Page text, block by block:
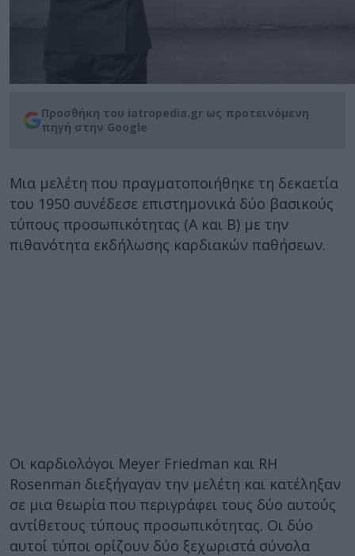
Προσθήκη του iatropedia.gr ως προτεινόμενη
πηγή στην Google
Μια μελέτη που πραγματοποιήθηκε τη δεκαετία
του 1950 συνέδεσε επιστημονικά δύο βασικούς
τύπους προσωπικότητας (Α και Β) με την
πιθανότητα εκδήλωσης καρδιακών παθήσεων.
Οι καρδιολόγοι Meyer Friedman και RH
Rosenman διεξήγαγαν την μελέτη και κατέληξαν
σε μια θεωρία που περιγράφει τους δύο αυτούς
αντίθετους τύπους προσωπικότητας. Οι δύο
αυτοί τύποι ορίζουν δύο ξεχωριστά σύνολα